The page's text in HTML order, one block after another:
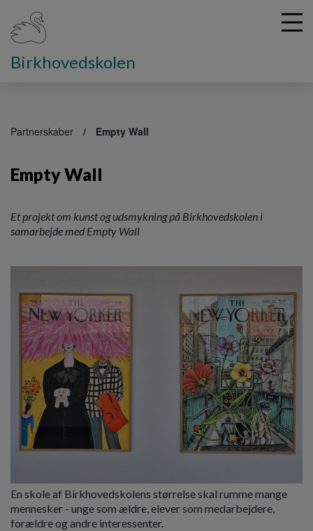
Birkhovedskolen
Partnerskaber Empty Wall
Empty Wall
Et projekt om kunst og udsmykning på Birkhovedskolen i
samarbejde med Empty Wall
En skole af Birkhovedskolens størrelse skal rumme mange
mennesker - unge som ældre, elever som medarbejdere,
forældre og andre interessenter.